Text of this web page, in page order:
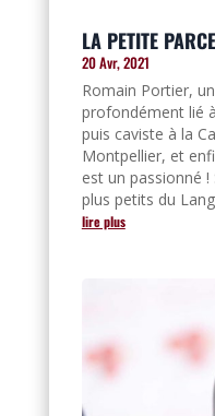
LA PETITE
20 Avr, 2021
Romain Portier,
profondément lié
puis caviste à la
Montpellier, et
est un passionné !
plus petits du
lire plus